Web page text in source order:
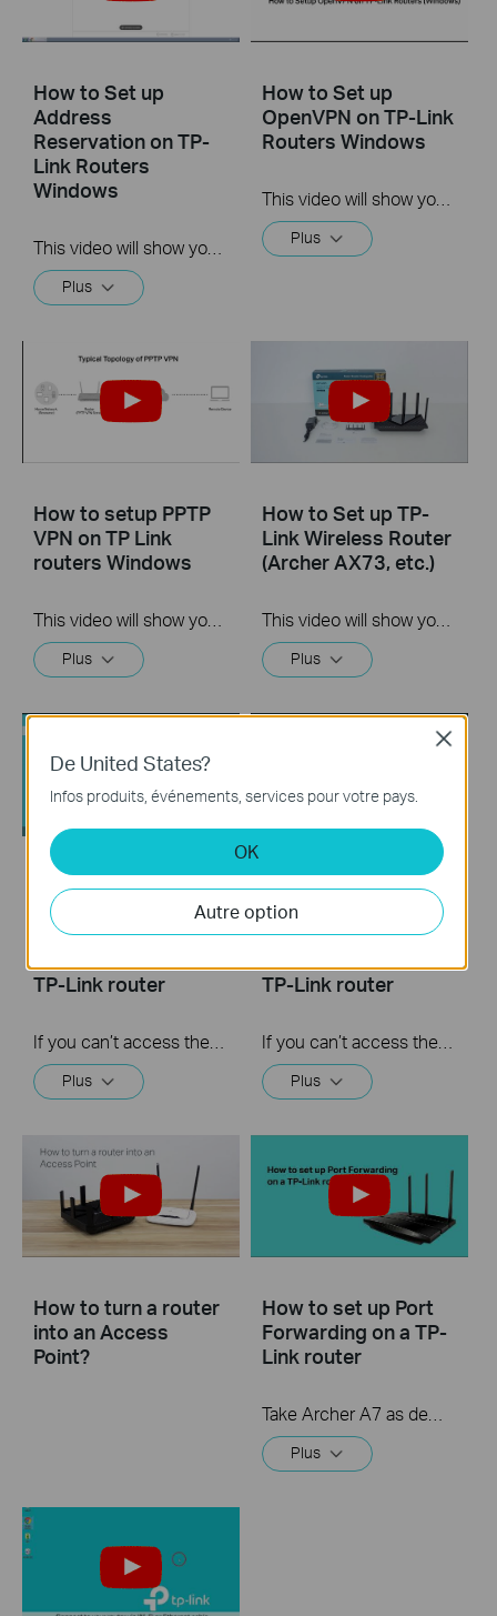
How to Set up
Address
Reservation on TP-
Link Routers
Windows
This video will show you how to set up Address Reservation on TP-Link routers.
Plus
How to Set up
OpenVPN on TP-Link
Routers Windows
This video will show you how to set up OpenVPN on a TP-Link Wi-Fi router. For more information, visit www.tp-link.com/support.
Plus
How to setup PPTP
VPN on TP Link
routers Windows
This video will show you how to set up PPTP VPN on a TP-Link Wi-Fi router. For more information, visit www.tp-link.com/support
Plus
How to Set up TP-
Link Wireless Router
(Archer AX73, etc.)
This video will show you how to connect and configure a TP-Link Wi-Fi router. For more information, visit www.tp-link.com/support.
Plus
What should I do if I
cannot access the
internet? - Using a
TP-Link router
Plus
What should I do if I
cannot access the
internet? - Using a
TP-Link router
Plus
How to turn a router
into an Access
Point?
How to set up Port
Forwarding on a TP-
Link router
Plus
De United States?
Infos produits, événements, services pour votre pays.
OK
Autre option
Close